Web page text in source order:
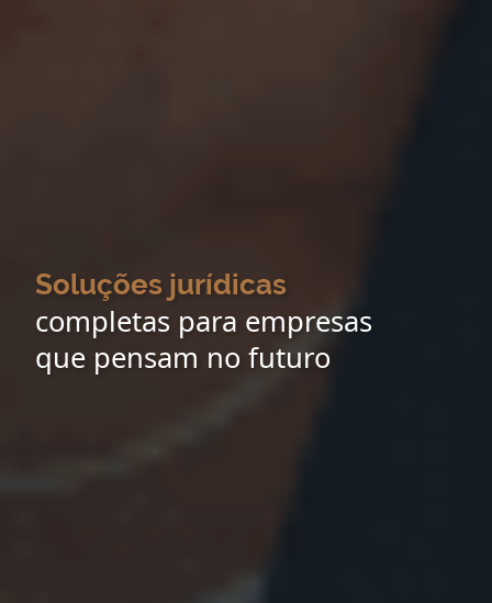
Soluções jurídicas
completas para empresas
que pensam no futuro